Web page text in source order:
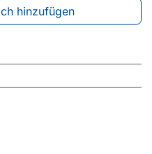
hinzufügen